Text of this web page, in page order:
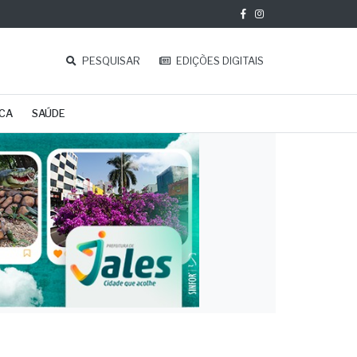
PESQUISAR EDIÇÕES DIGITAIS
SAÚDE